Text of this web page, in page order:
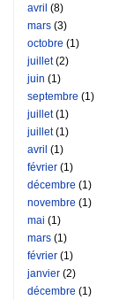
avril (8)
mars (3)
octobre (1)
juillet(2)
juin (1)
septembre (1)
juillet(1)
juillet(1)
avril (1)
février (1)
décembre (1)
novembre (1)
mai (1)
mars (1)
février (1)
janvier (2)
décembre (1)